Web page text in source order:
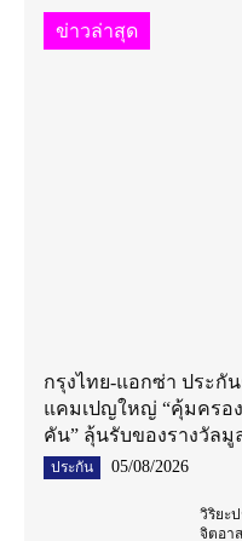
ข่าวล่าสุด
กรุงไทย-แอกซ่า ประกั
แคมเปญใหญ่ “คุ้มครอ
คัน” ลุ้นรับของรางวัล
ประกัน 05/08/2026
วิริยะ
จิตอา